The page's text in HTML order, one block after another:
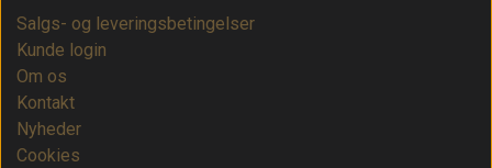
Salgs- og leveringsbetingelser
Kunde login
Om os
Kontakt
Nyheder
Cookies